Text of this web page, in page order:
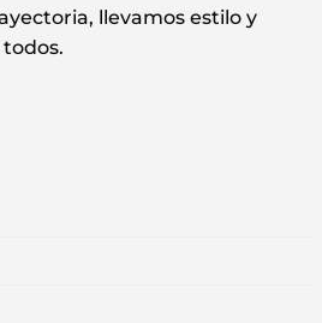
llevamos estilo y